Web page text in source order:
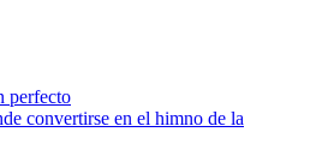
perfecto
convertirse en el himno de la